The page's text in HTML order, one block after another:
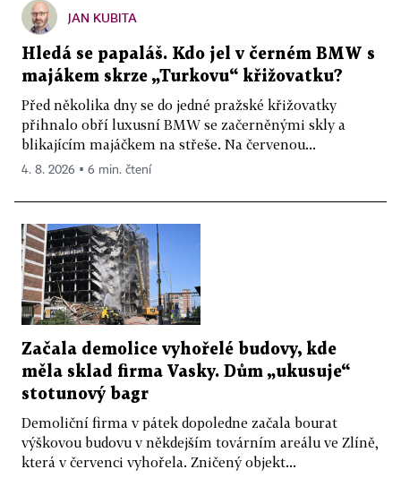
JAN KUBITA
Hledá se papaláš. Kdo jel v černém BMW s
majákem skrze „Turkovu“ křižovatku?
Před několika dny se do jedné pražské křižovatky
přihnalo obří luxusní BMW se začerněnými skly a
blikajícím majáčkem na střeše. Na červenou...
4. 8. 2026 ▪ 6 min. čtení
Začala demolice vyhořelé budovy, kde
měla sklad firma Vasky. Dům „ukusuje“
stotunový bagr
Demoliční firma v pátek dopoledne začala bourat
výškovou budovu v někdejším továrním areálu ve Zlíně,
která v červenci vyhořela. Zničený objekt...